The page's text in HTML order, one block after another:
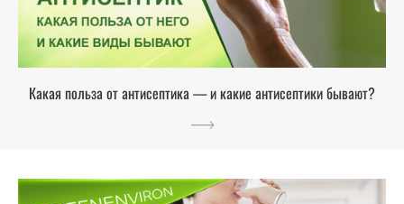
Какая польза от антисептика — и какие антисептики бывают?